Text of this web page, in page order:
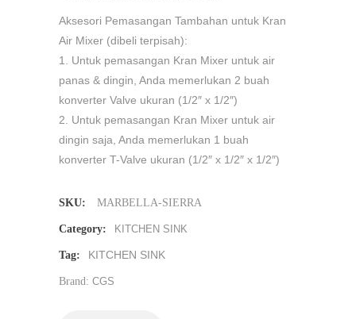
Aksesori Pemasangan Tambahan untuk Kran
Air Mixer (dibeli terpisah):
1. Untuk pemasangan Kran Mixer untuk air
panas & dingin, Anda memerlukan 2 buah
konverter Valve ukuran (1/2″ x 1/2″)
2. Untuk pemasangan Kran Mixer untuk air
dingin saja, Anda memerlukan 1 buah
konverter T-Valve ukuran (1/2″ x 1/2″ x 1/2″)
SKU: MARBELLA-SIERRA
Category: KITCHEN SINK
Tag: KITCHEN SINK
Brand: CGS